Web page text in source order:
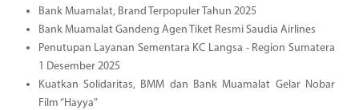
Bank Muamalat, Brand Terpopuler Tahun 2025
Bank Muamalat Gandeng Agen Tiket Resmi Saudia Airlines
Penutupan Layanan Sementara KC Langsa - Region Sumatera
1 Desember 2025
Kuatkan Solidaritas, BMM dan Bank Muamalat Gelar Nobar
Film “Hayya”